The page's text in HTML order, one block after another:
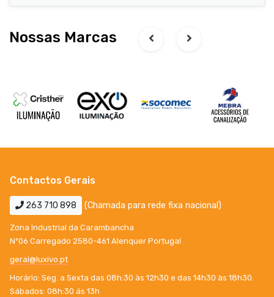
Nossas Marcas
Contactos Gerais
263 710 898 (Chamada para rede fixa nacional)
Zona Industrial da Carambancha
Nº06 Carregado 2580-461 Alenquer Portugal
geral@luxivo.pt
Horário: Seg. a Sexta das 08h:30 às 12h30 e das 14h30 às 18h30.
Sábados: 08h:30 ás 13h